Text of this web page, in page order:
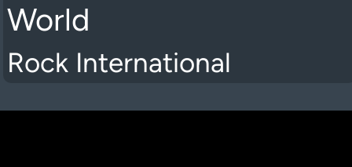
World
Rock International